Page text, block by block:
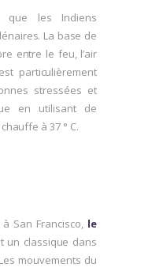
que les Indiens
La base de
entre le feu, l’air
particulièrement
stressées et
en utilisant de
à 37 ° C.
San Francisco, le
un classique dans
mouvements du